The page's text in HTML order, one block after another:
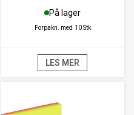
På lager
Forpakn. med 10 Stk
LES MER